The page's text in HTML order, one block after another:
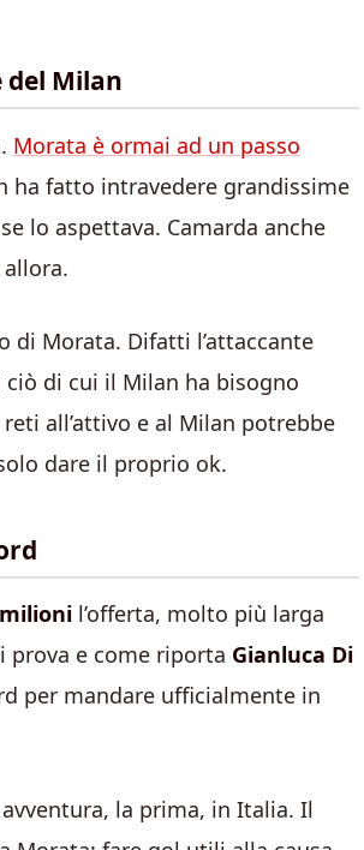
Milan
Morata è ormai ad un passo
ha fatto intravedere grandissime
lo aspettava. Camarda anche
di Morata. Difatti l’attaccante
di cui il Milan ha bisogno
all’attivo e al Milan potrebbe
dare il proprio ok.
l’offerta, molto più larga
prova e come riporta Gianluca Di
per mandare ufficialmente in
la prima, in Italia. Il